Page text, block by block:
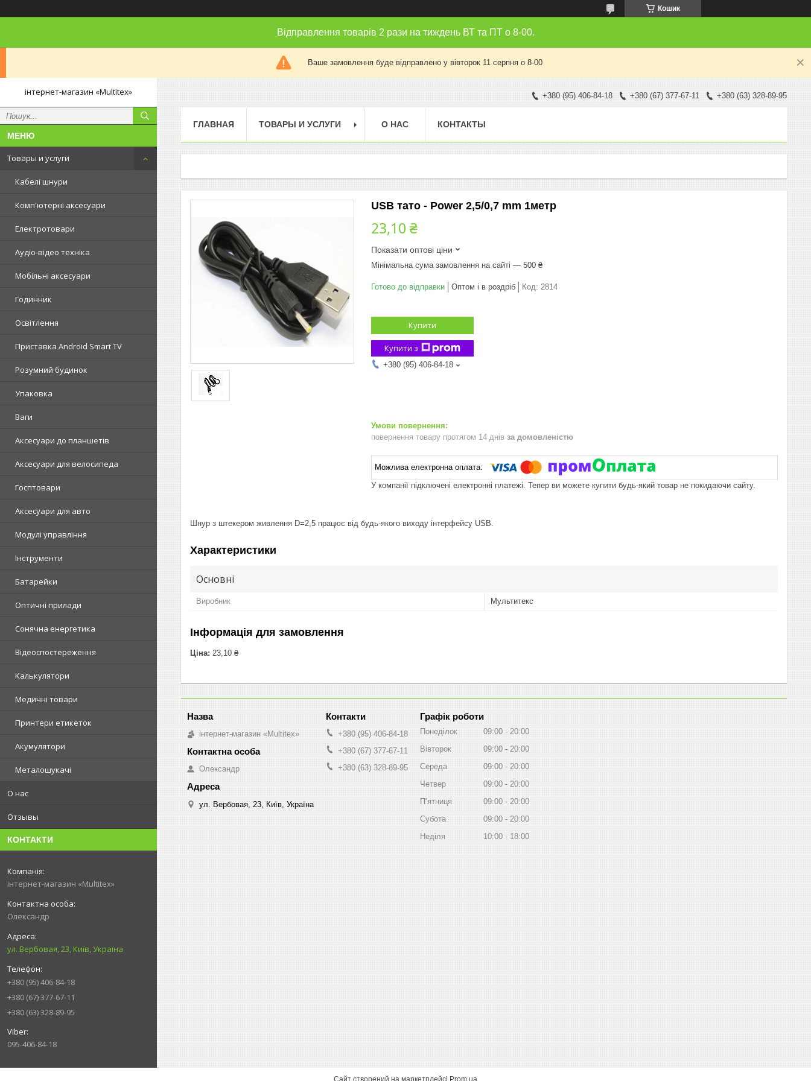
Кошик
Відправлення товарів 2 рази на тиждень ВТ та ПТ о 8-00.
Ваше замовлення буде відправлено у вівторок 11 серпня о 8-00
інтернет-магазин «Multitex»
Товары и услуги
Кабелі шнури
Комп'ютерні аксесуари
Електротовари
Аудіо-відео техніка
Мобільні аксесуари
Годинник
Освітлення
Приставка Android Smart TV
Розумний будинок
Упаковка
Ваги
Аксесуари до планшетів
Аксесуари для велосипеда
Госптовари
Аксесуари для авто
Модулі управління
Інструменти
Батарейки
Оптичні прилади
Сонячна енергетика
Відеоспостереження
Калькулятори
Медичні товари
Принтери етикеток
Акумулятори
Металошукачі
О нас
Отзывы
КОНТАКТИ
інтернет-магазин «Multitex»
Олександр
ул. Вербовая, 23, Київ, Україна
+380 (95) 406-84-18
+380 (67) 377-67-11
+380 (63) 328-89-95
095-406-84-18
+380 (95) 406-84-18 +380 (67) 377-67-11 +380 (63) 328-89-95
ГЛАВНАЯ ТОВАРЫ И УСЛУГИ О НАС КОНТАКТЫ
USB тато - Power 2,5/0,7 mm 1метр
23,10 ₴
Показати оптові ціни
Мінімальна сума замовлення на сайті — 500 ₴
Готово до відправки Оптом і в роздріб Код: 2814
Купити
Купити з
+380 (95) 406-84-18
повернення товару протягом 14 днів за домовленістю
У компанії підключені електронні платежі. Тепер ви можете купити будь-який товар не покидаючи сайту.
Шнур з штекером живлення D=2,5 працює від будь-якого виходу інтерфейсу USB.
Характеристики
Основні
Виробник Мультитекс
Інформація для замовлення
Ціна: 23,10 ₴
інтернет-магазин «Multitex»
Олександр
ул. Вербовая, 23, Київ, Україна
+380 (95) 406-84-18
+380 (67) 377-67-11
+380 (63) 328-89-95
Графік роботи
Понеділок 09:00
20:00
Вівторок
09:00
20:00
Середа
09:00
20:00
Четвер
09:00
20:00
Пʼятниця
09:00
20:00
Субота
09:00
20:00
Неділя
10:00 18:00
Сайт створений на маркетплейсі Prom.ua